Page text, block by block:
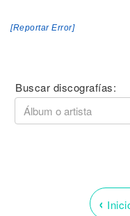
[Reportar Error]
Buscar discografías:
‹